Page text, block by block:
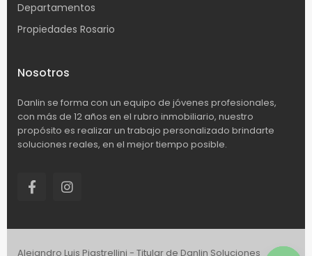
Departamentos
Propiedades Rosario
Nosotros
Danlin se forma con un equipo de jóvenes profesionales,
con más de 12 años en el rubro inmobiliario, nuestro
propósito es realizar un trabajo personalizado brindarte
soluciones reales, en el mejor tiempo posible.
Alejandro Luis Piastrellini - Titular de Danlin Soluciones